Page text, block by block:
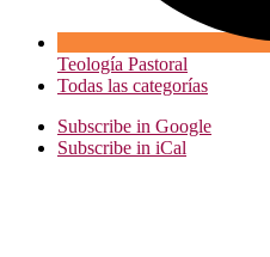
Teología Pastoral
Todas las categorías
Subscribe in Google
Subscribe in iCal